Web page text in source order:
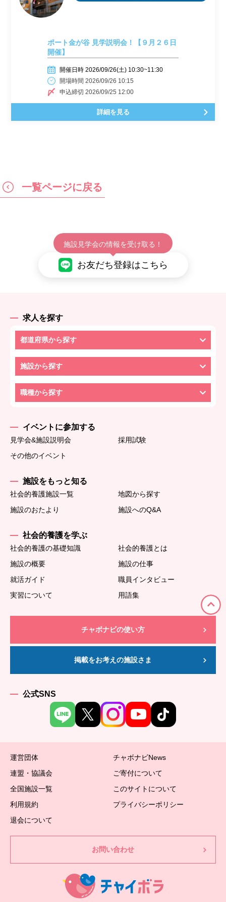
ポート金が谷 見学説明会！【９月２６日
開催】
開催日時 2026/09/26(土) 10:30~11:30
開場時間 2026/09/26 10:15
申込締切 2026/09/25 12:00
詳細を見る
一覧ページに戻る
施設見学会の情報を受け取る！
お友だち登録はこちら
求人を探す
都道府県から探す
施設から探す
職種から探す
イベントに参加する
見学会&施設説明会
採用試験
その他のイベント
施設をもっと知る
社会的養護施設一覧
地図から探す
施設のおたより
施設へのQ&A
社会的養護を学ぶ
社会的養護の基礎知識
社会的養護とは
施設の概要
施設の仕事
就活ガイド
職員インタビュー
実習について
用語集
チャボナビの使い方
掲載をお考えの施設さま
公式SNS
運営団体
チャボナビNews
連盟・協議会
ご寄付について
全国施設一覧
このサイトについて
利用規約
プライバシーポリシー
退会について
お問い合わせ